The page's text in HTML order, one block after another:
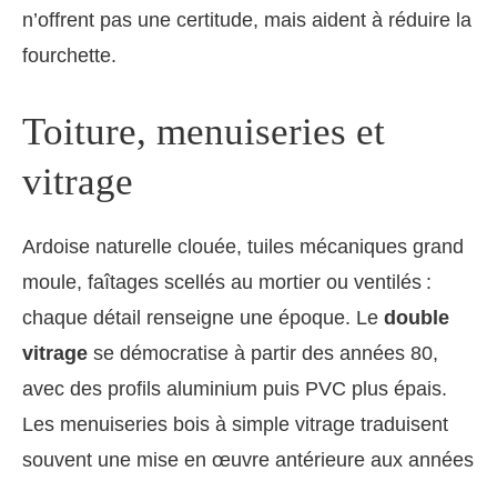
n’offrent pas une certitude, mais aident à réduire la
fourchette.
Toiture, menuiseries et
vitrage
Ardoise naturelle clouée, tuiles mécaniques grand
moule, faîtages scellés au mortier ou ventilés :
chaque détail renseigne une époque. Le double
vitrage se démocratise à partir des années 80,
avec des profils aluminium puis PVC plus épais.
Les menuiseries bois à simple vitrage traduisent
souvent une mise en œuvre antérieure aux années